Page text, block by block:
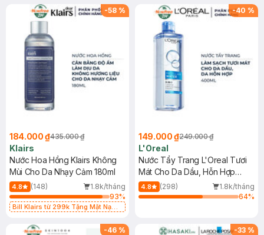
-58 %
184.000 ₫435.000 ₫
Klairs
Nước Hoa Hồng Klairs Không
Mùi Cho Da Nhạy Cảm 180ml
4.8 (148)
1.8k/tháng
93%
Bill Klairs từ 299k Tặng Mặt Nạ
25ml (SL Có Hạn)
-40 %
149.000 ₫249.000 ₫
L'Oreal
Nước Tẩy Trang L'Oreal Tươi
Mát Cho Da Dầu, Hỗn Hợp
400ml
4.8 (298)
1.8k/tháng
64%
-46 % -33 %